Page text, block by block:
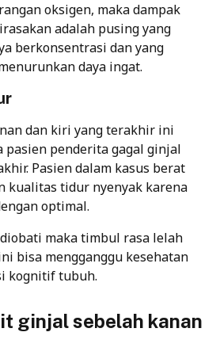
oksigen, maka dampak
adalah pusing yang
berkonsentrasi dan yang
daya ingat.
dan kiri yang terakhir ini
pasien penderita gagal ginjal
Pasien dalam kasus berat
kualitas tidur nyenyak karena
optimal.
maka timbul rasa lelah
bisa mengganggu kesehatan
kognitif tubuh.
ginjal sebelah kanan